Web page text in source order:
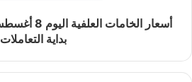
بداية التعاملات